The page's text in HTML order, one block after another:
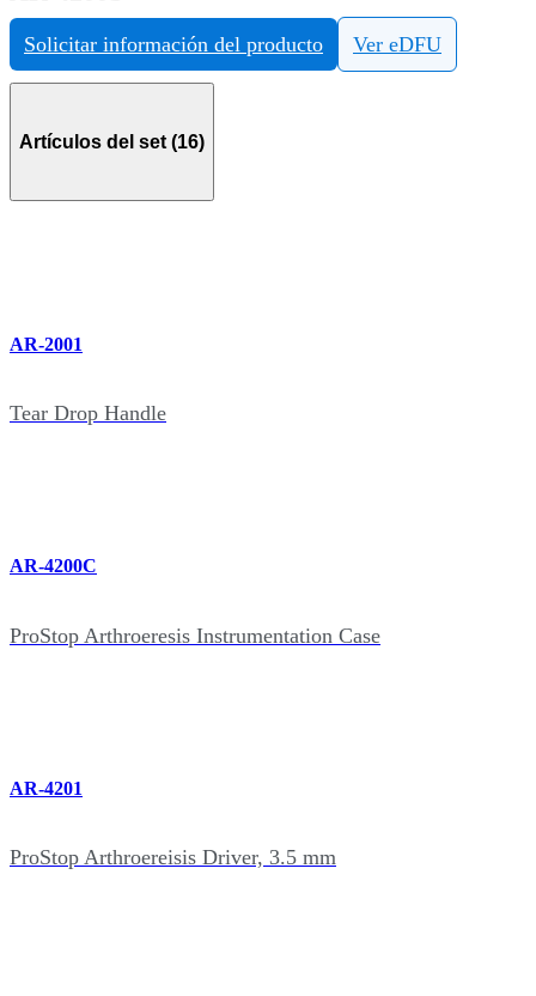
Solicitar información del producto Ver eDFU
Artículos del set (16)
AR-2001
Tear Drop Handle
AR-4200C
ProStop Arthroeresis Instrumentation Case
AR-4201
ProStop Arthroereisis Driver, 3.5 mm